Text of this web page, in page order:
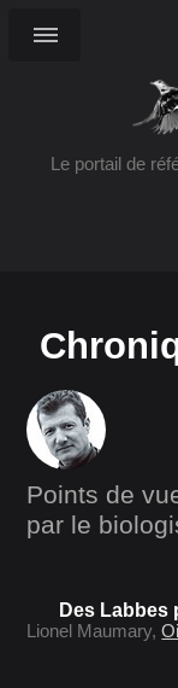
Le portail de
Points de
par le
Des Labbes
Lionel Maumary,